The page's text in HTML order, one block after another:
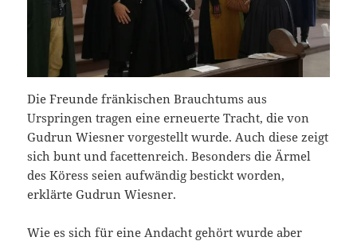
Die Freunde fränkischen Brauchtums aus
Urspringen tragen eine erneuerte Tracht, die von
Gudrun Wiesner vorgestellt wurde. Auch diese zeigt
sich bunt und facettenreich. Besonders die Ärmel
des Köress seien aufwändig bestickt worden,
erklärte Gudrun Wiesner.
Wie es sich für eine Andacht gehört wurde aber